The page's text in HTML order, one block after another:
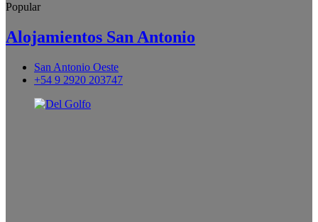
Popular
Alojamientos San Antonio
San Antonio Oeste
+54 9 2920 203747